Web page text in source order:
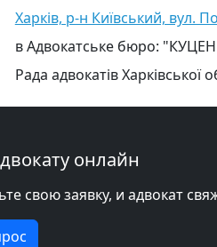
Харків, р-н Київський, вул.
в Адвокатське бюро:
Рада адвокатів Харківської
онлайн
свою заявку, и адвокат